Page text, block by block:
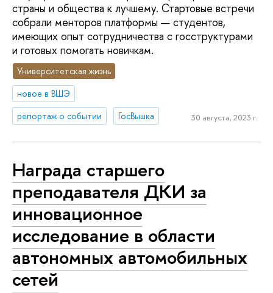
страны и общества к лучшему. Стартовые встречи
собрали менторов платформы — студентов,
имеющих опыт сотрудничества с госструктурами
и готовых помогать новичкам.
Университетская жизнь
новое в ВШЭ
репортаж о событии
ГосВышка 30 августа, 2023 г.
Награда старшего
преподавателя ДКИ за
инновационное
исследование в области
автономных автомобильных
сетей